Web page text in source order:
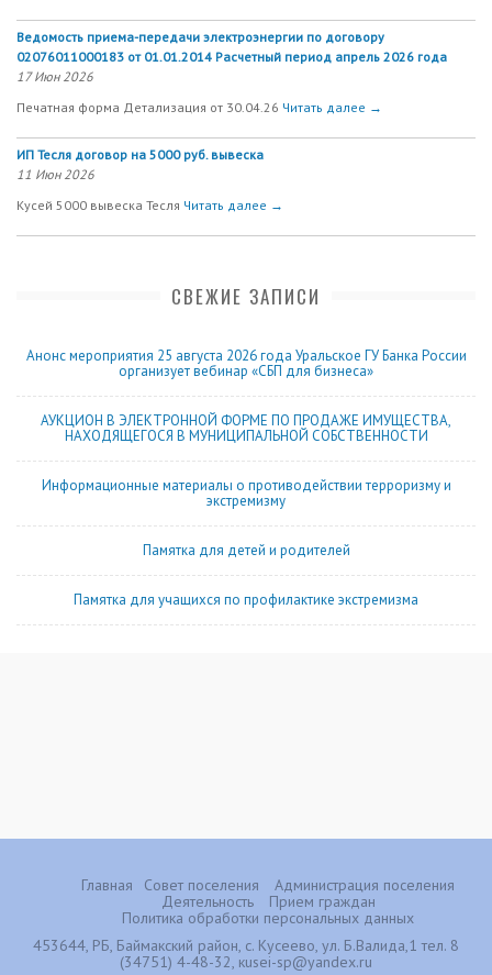
Ведомость приема-передачи электроэнергии по договору
02076011000183 от 01.01.2014 Расчетный период апрель 2026 года
17 Июн 2026
Печатная форма Детализация от 30.04.26 Читать далее →
ИП Тесля договор на 5000 руб. вывеска
11 Июн 2026
Кусей 5000 вывеска Тесля Читать далее →
СВЕЖИЕ ЗАПИСИ
Анонс мероприятия 25 августа 2026 года Уральское ГУ Банка России
организует вебинар «СБП для бизнеса»
АУКЦИОН В ЭЛЕКТРОННОЙ ФОРМЕ ПО ПРОДАЖЕ ИМУЩЕСТВА,
НАХОДЯЩЕГОСЯ В МУНИЦИПАЛЬНОЙ СОБСТВЕННОСТИ
Информационные материалы о противодействии терроризму и
экстремизму
Памятка для детей и родителей
Памятка для учащихся по профилактике экстремизма
Главная Совет поселения
Администрация поселения
Деятельность
Прием граждан
Политика обработки персональных данных
453644, РБ, Баймакский район, с. Кусеево, ул. Б.Валида,1 тел. 8
(34751) 4-48-32, кusei-sp@yandex.ru